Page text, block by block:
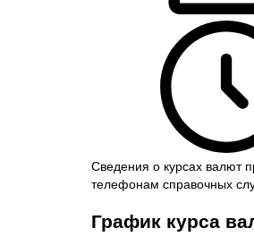
Сведения о курсах валют
телефонам справочных
График курса